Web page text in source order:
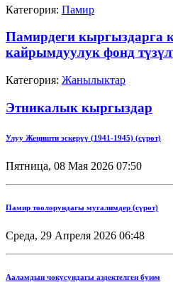
Категория: Памир
Памирдеги кыргыздарга
кайрымдуулук фонд
Категория: Жанылыктар
Этникалык кыргыздар
Улуу Жеңишти эскерүү (1941-1945) (сүрөт)
Пятница, 08 Мая 2026 07:50
Памир тоолорундагы мугалимдер (сүрөт)
Среда, 29 Апреля 2026 06:48
Ааламдын чокусундагы аздектелген буюм